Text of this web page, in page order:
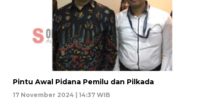
Pintu Awal Pidana Pemilu dan Pilkada
17 November 2024 | 14:37 WIB